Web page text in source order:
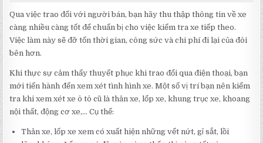
Qua việc trao đổi với người bán, bạn hãy thu thập thông tin về xe
càng nhiều càng tốt để chuẩn bị cho việc kiểm tra xe tiếp theo.
Việc làm này sẽ đỡ tốn thời gian, công sức và chi phí đi lại của đôi
bên hơn.
Khi thực sự cảm thấy thuyết phục khi trao đổi qua điện thoại, bạn
mới tiến hành đến xem xét tình hình xe. Một số vị trí bạn nên kiểm
tra khi xem xét xe ô tô cũ là thân xe, lốp xe, khung trục xe, khoang
nội thất, động cơ xe,… Cụ thể:
Thân xe, lốp xe xem có xuất hiện những vết nứt, gỉ sắt, lồi